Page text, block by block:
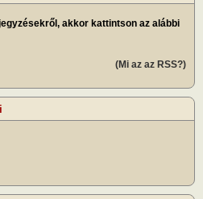
akkor kattintson az alábbi
(Mi az az RSS?)